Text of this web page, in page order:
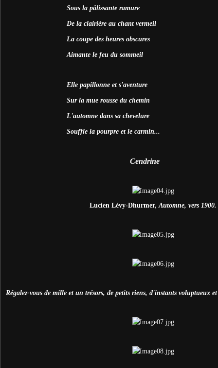
Sous la pâlissante ramure
De la clairière au chant vermeil
La coupe des heures obscures
Aimante le feu du sommeil
Elle papillonne et s'aventure
Sur la mue rousse du chemin
L'automne dans sa chevelure
Souffle la pourpre et le carmin...
Cendrine
Lucien Lévy-Dhurmer,Automne, vers 1900.
Régalez-vous de mille et un trésors, de petits riens, d'instants voluptueux